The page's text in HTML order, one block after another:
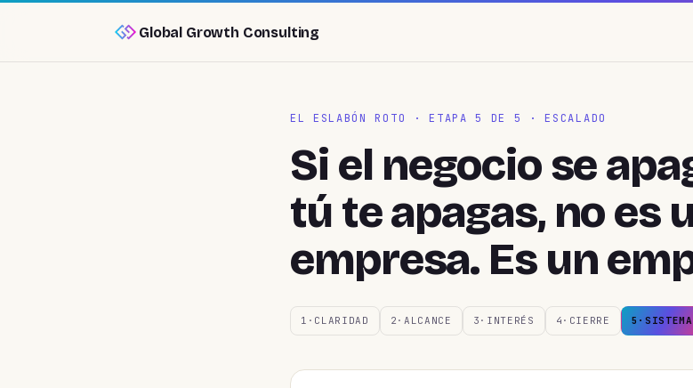
Global Growth Consulting
EL ESLABÓN ROTO · ETAPA 5 DE 5 · ESCALADO
Si el negocio se
tú te apagas, no es
empresa. Es un
1·CLARIDAD 2·ALCANCE 3·INTERÉS 4·CIERRE 5·SISTEMA